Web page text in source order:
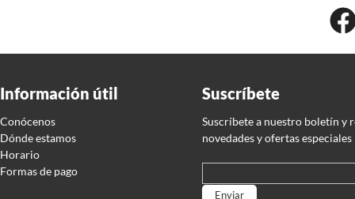
Información útil
Conócenos
Dónde estamos
Horario
Formas de pago
Suscríbete
Suscríbete a nuestro boletín y
novedades y ofertas especiales